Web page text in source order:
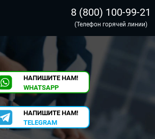
8 (800) 100-99-21
(Телефон горячей линии)
НАПИШИТЕ НАМ!
WHATSAPP
НАПИШИТЕ НАМ!
TELEGRAM